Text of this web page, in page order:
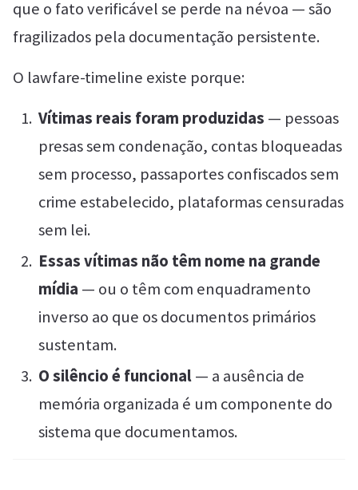
que o fato verificável se perde na névoa — são
fragilizados pela documentação persistente.
O lawfare-timeline existe porque:
Vítimas reais foram produzidas — pessoas
presas sem condenação, contas bloqueadas
sem processo, passaportes confiscados sem
crime estabelecido, plataformas censuradas
sem lei.
Essas vítimas não têm nome na grande
mídia — ou o têm com enquadramento
inverso ao que os documentos primários
sustentam.
O silêncio é funcional— a ausência de
memória organizada é um componente do
sistema que documentamos.